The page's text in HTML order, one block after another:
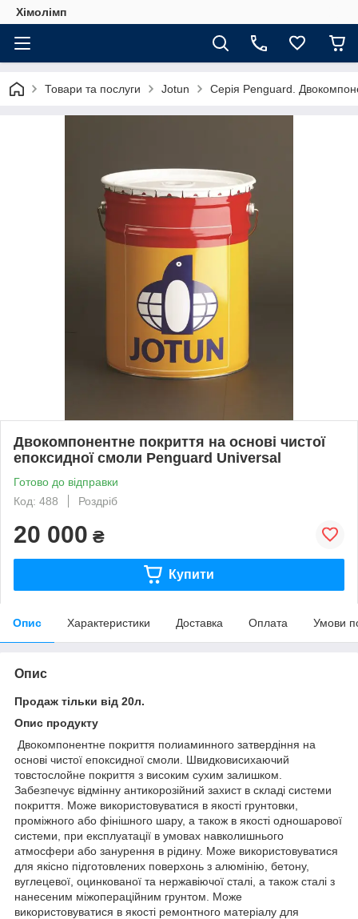
Хімолімп
Товари та послуги Jotun Серія Penguard.
Двокомпонентне покриття на основі чистої
епоксидної смоли Penguard Universal
Готово до відправки
Код: 488
Роздріб
20 000 ₴
Купити
Опис Характеристики Доставка Оплата Умови
Опис
Продаж тільки від 20л.
Опис продукту
Двокомпонентне покриття полиаминного затвердіння на
основі чистої епоксидної смоли. Швидковисихаючий
товстослойне покриття з високим сухим залишком.
Забезпечує відмінну антикорозійний захист в складі системи
покриття. Може використовуватися в якості грунтовки,
проміжного або фінішного шару, а також в якості одношарової
системи, при експлуатації в умовах навколишнього
атмосфери або занурення в рідину. Може використовуватися
для якісно підготовлених поверхонь з алюмінію, бетону,
вуглецевої, оцинкованої та нержавіючої сталі, а також сталі з
нанесеним міжопераційним грунтом. Може
використовуватися в якості ремонтного матеріалу для